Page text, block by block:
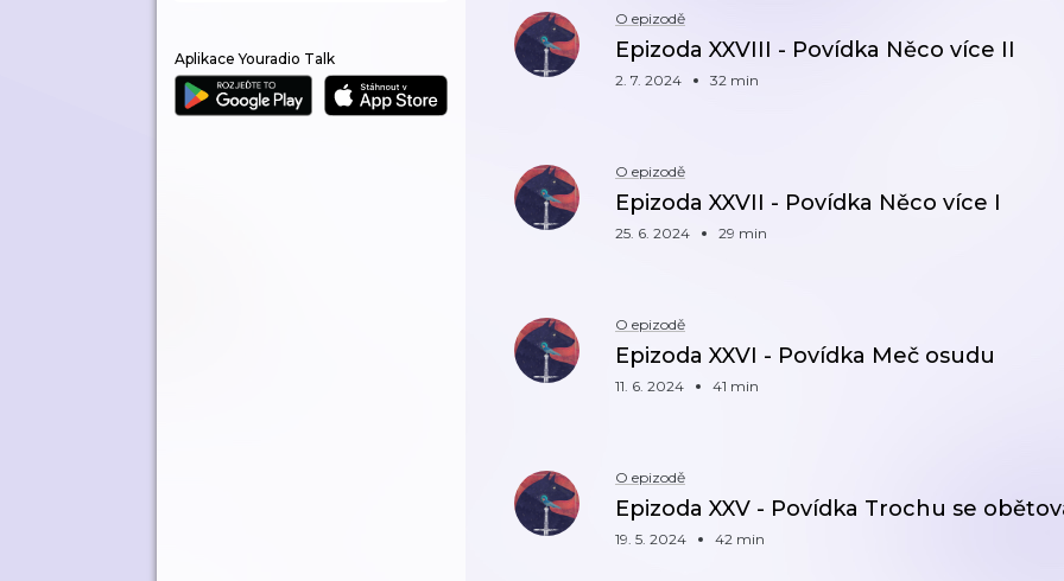
Aplikace Youradio Talk
O epizodě
Epizoda XXVIII - Povídka Něco více II
2. 7. 2024 32 min
O epizodě
Epizoda XXVII - Povídka Něco více I
25. 6. 2024 29 min
O epizodě
Epizoda XXVI - Povídka Meč osudu
11. 6. 2024 41 min
O epizodě
Epizoda XXV - Povídka Trochu se
19. 5. 2024 42 min